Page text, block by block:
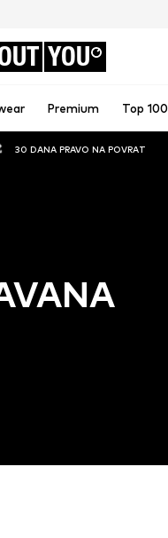
YOU
Premium Top 100
30 DANA PRAVO NA POVRAT